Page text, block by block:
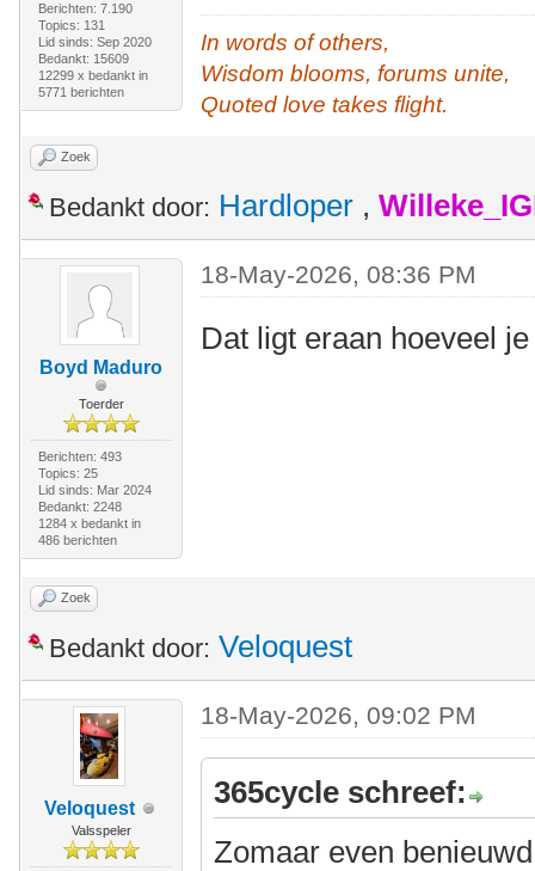
Berichten: 7.190
Topics: 131
Lid sinds: Sep 2020
Bedankt: 15609
12299 x bedankt in
5771 berichten
In words of others,
Wisdom blooms, forums unite,
Quoted love takes flight.
Zoek
Bedankt door: Hardloper ,
Boyd Maduro
Toerder
Berichten: 493
Topics: 25
Lid sinds: Mar 2024
Bedankt: 2248
1284 x bedankt in
486 berichten
18-May-2026, 08:36 PM
Dat ligt eraan hoeveel
Zoek
Bedankt door: Veloquest
Veloquest
Valsspeler
18-May-2026, 09:02 PM
365cycle schreef:
Zomaar even